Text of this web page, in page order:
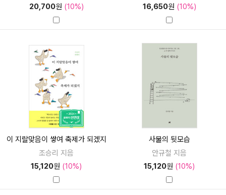
20,700원 (10%)
16,650원 (10%)
이 지랄맞음이 쌓여 축제가 되겠지
조승리 지음
15,120원 (10%)
사물의 뒷모습
안규철 지음
15,120원 (10%)